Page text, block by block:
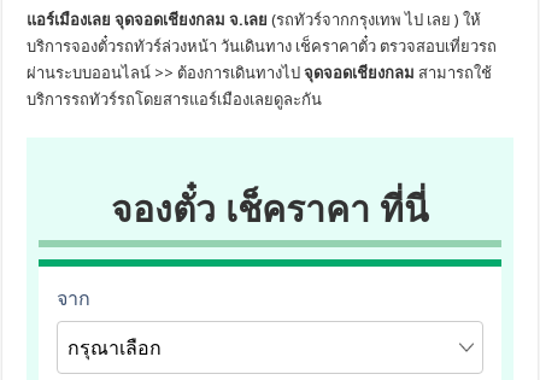
แอร์เมืองเลย จุดจอดเชียงกลม จ.เลย (รถทัวร์จากกรุงเทพ ไป เลย ) ให้
บริการจองตั๋วรถทัวร์ล่วงหน้า วันเดินทาง เช็คราคาตั๋ว ตรวจสอบเที่ยวรถ
ผ่านระบบออนไลน์ >> ต้องการเดินทางไปจุดจอดเชียงกลม สามารถใช้
บริการรถทัวร์รถโดยสารแอร์เมืองเลยดูละกัน
จองตั๋ว เช็คราคา ที่นี่